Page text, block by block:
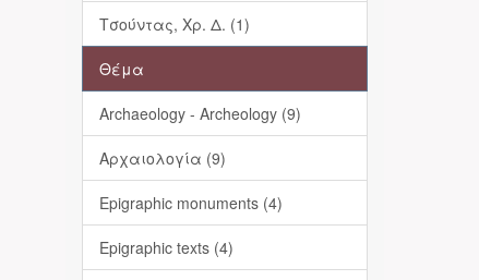
Τσούντας, Χρ. Δ. (1)
Θέμα
Archaeology - Archeology (9)
Αρχαιολογία (9)
Epigraphic monuments (4)
Epigraphic texts (4)